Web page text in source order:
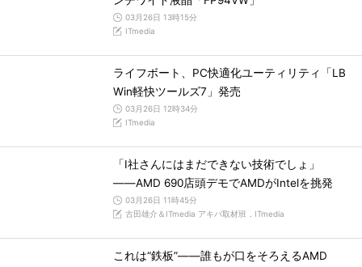
03月26日 13時15分
ITmedia
ライフボート、PC快適化ユーティリティ「LB
Win軽快ツールズ7」発売
03月26日 12時34分
ITmedia
「I社さんにはまだできない技術でしょ」
――AMD 690店頭デモでAMDがIntelを挑発
03月26日 11時45分
古田雄介＆ITmedia アキバ取材班，ITmedia
これは“鉄板”――誰もが口をそろえるAMD